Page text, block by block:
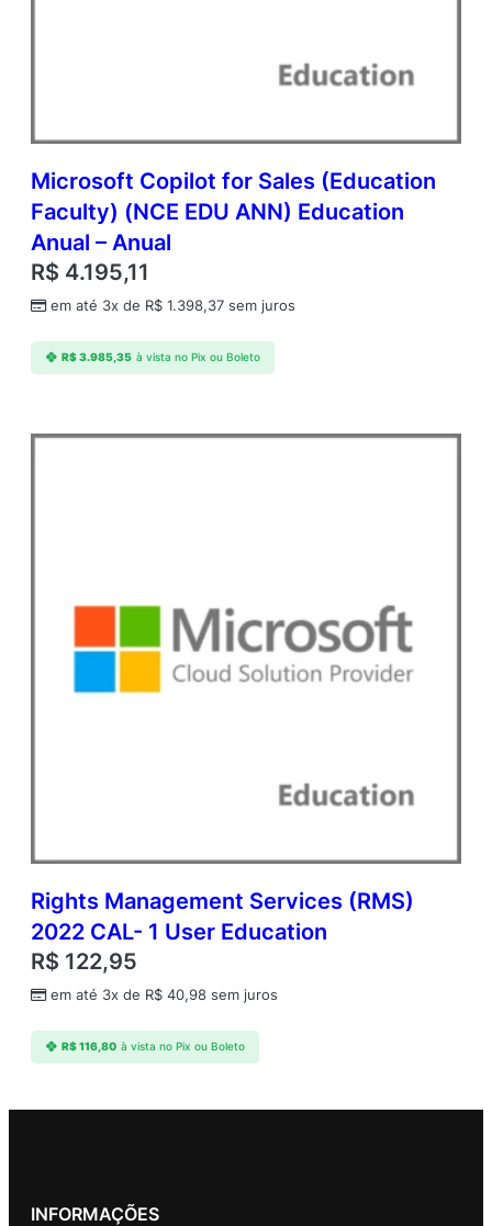
Microsoft Copilot for Sales (Education
Faculty) (NCE EDU ANN) Education
Anual – Anual
R$ 4.195,11
em até 3x de R$ 1.398,37 sem juros
R$3.985,35 à vista no Pix ou Boleto
Rights Management Services (RMS)
2022 CAL- 1 User Education
R$ 122,95
em até 3x de R$ 40,98 sem juros
R$116,80 à vista no Pix ou Boleto
INFORMAÇÕES